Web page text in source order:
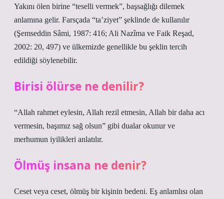
Yakını ölen birine “teselli vermek”, başsağlığı dilemek
anlamına gelir. Farsçada “ta’ziyet” şeklinde de kullanılır
(Şemseddin Sâmi, 1987: 416; Ali Nazîma ve Faik Reşad,
2002: 20, 497) ve ülkemizde genellikle bu şeklin tercih
edildiği söylenebilir.
Birisi ölürse ne denilir?
“Allah rahmet eylesin, Allah rezil etmesin, Allah bir daha acı
vermesin, başımız sağ olsun” gibi dualar okunur ve
merhumun iyilikleri anlatılır.
Ölmüş insana ne denir?
Ceset veya ceset, ölmüş bir kişinin bedeni. Eş anlamlısı olan